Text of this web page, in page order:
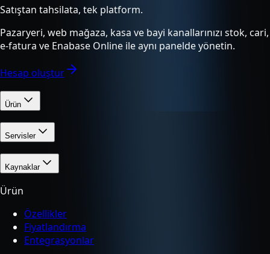
Satıştan tahsilata, tek platform.
Pazaryeri, web mağaza, kasa ve bayi kanallarınızı stok, cari,
e-fatura ve Enabase Online ile aynı panelde yönetin.
Hesap oluştur
Ürün
Servisler
Kaynaklar
Ürün
Özellikler
Fiyatlandırma
Entegrasyonlar